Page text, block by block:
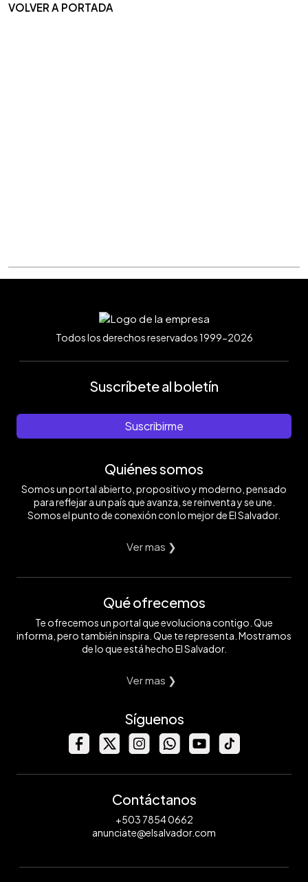
VOLVER A PORTADA
Todos los derechos reservados 1999-2026
Suscríbete al boletín
Suscribirme
Quiénes somos
Somos un portal abierto, propositivo y moderno, pensado
para reflejar a un país que avanza, se reinventa y se une.
Somos el punto de conexión con lo mejor de El Salvador.
Ver mas ❯
Qué ofrecemos
Te ofrecemos un portal que evoluciona contigo. Que
informa, pero también inspira. Que te representa. Mostramos
de lo que está hecho El Salvador.
Ver mas ❯
Síguenos
Contáctanos
+503 7854 0662
anunciate@elsalvador.com